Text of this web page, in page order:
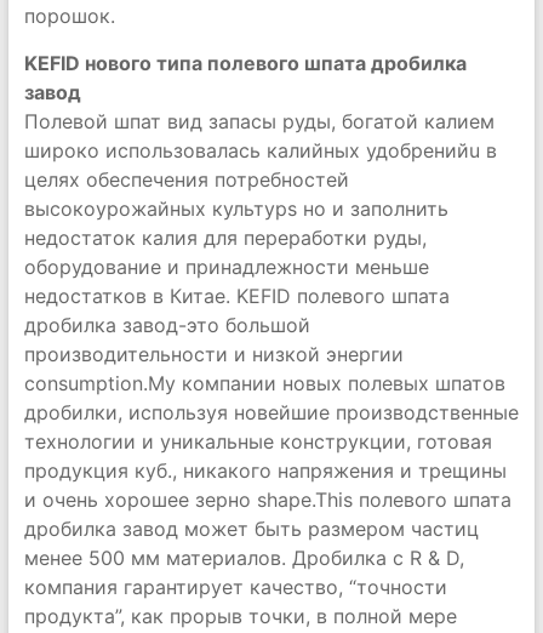
порошок.
KEFID нового типа полевого шпата дробилка
завод
Полевой шпат вид запасы руды, богатой калием
широко использовалась калийных удобренийu в
целях обеспечения потребностей
высокоурожайных культурs но и заполнить
недостаток калия для переработки руды,
оборудование и принадлежности меньше
недостатков в Китае. KEFID полевого шпата
дробилка завод-это большой
производительности и низкой энергии
consumption.My компании новых полевых шпатов
дробилки, используя новейшие производственные
технологии и уникальные конструкции, готовая
продукция куб., никакого напряжения и трещины
и очень хорошее зерно shape.This полевого шпата
дробилка завод может быть размером частиц
менее 500 мм материалов. Дробилка с R & D,
компания гарантирует качество, “точности
продукта”, как прорыв точки, в полной мере